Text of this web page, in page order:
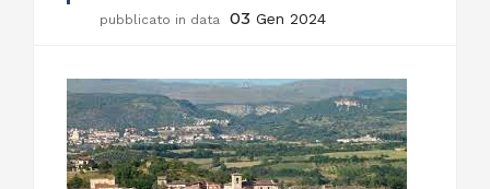
pubblicato in data 03 Gen 2024